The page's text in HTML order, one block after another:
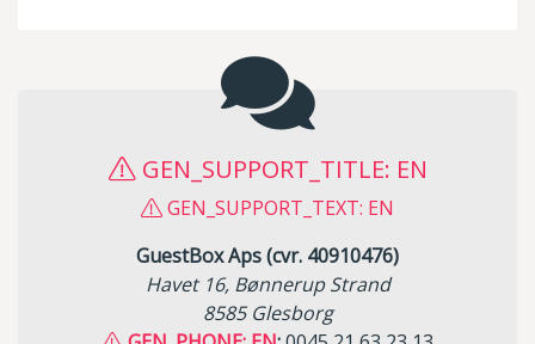
GEN_SUPPORT_TITLE: EN
GEN_SUPPORT_TEXT: EN
GuestBox Aps (cvr. 40910476)
Havet 16, Bønnerup Strand
8585 Glesborg